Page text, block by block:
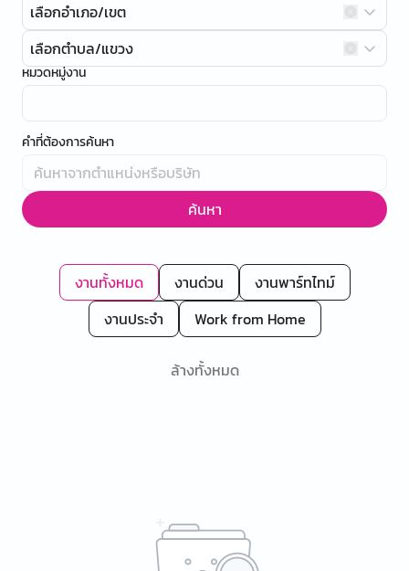
เลือกอำเภอ/เขต
เลือกตำบล/แขวง
หมวดหมู่งาน
คำที่ต้องการค้นหา
ค้นหา
งานทั้งหมด งานด่วน
งานพาร์ทไทม์
งานประจำ
Work from Home
ล้างทั้งหมด